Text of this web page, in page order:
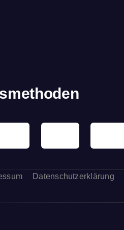
Datenschutzerklärung